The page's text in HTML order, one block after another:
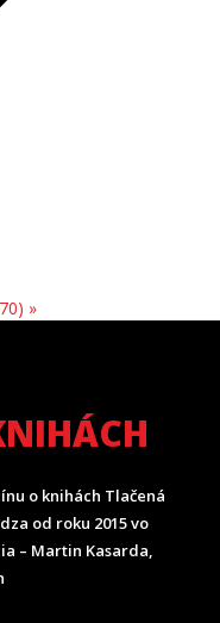
»
o knihách Tlačená
od roku 2015 vo
– Martin Kasarda,